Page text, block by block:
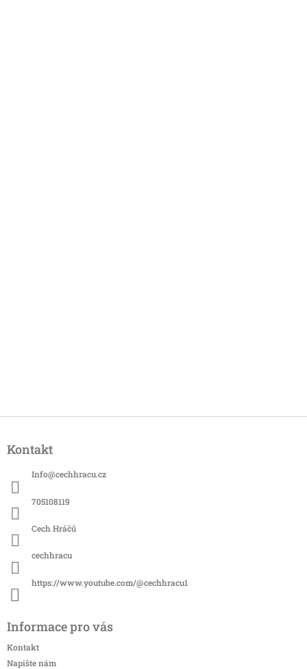
pKontakt
Info@cechhracu.cz
705108119
Cech Hráčů
cechhracu
https://www.youtube.com/@cechhracu1
Informace pro vás
Kontakt
Napište nám